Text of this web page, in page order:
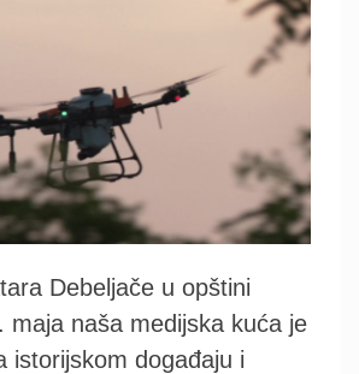
Debeljače u opštini
maja naša medijska kuća je
istorijskom događaju i